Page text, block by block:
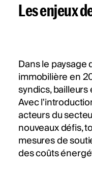
Les enjeux
Dans le paysage
immobilière en
syndics,
Avec
acteurs du
nouveaux défis,
mesures de
des coûts